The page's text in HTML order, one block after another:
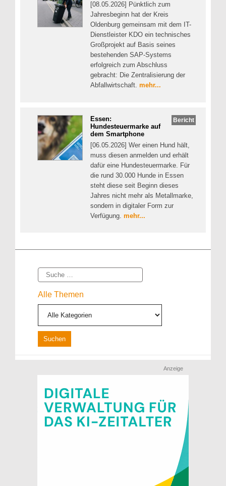
[08.05.2026] Pünktlich zum
Jahresbeginn hat der Kreis
Oldenburg gemeinsam mit dem IT-
Dienstleister KDO ein technisches
Großprojekt auf Basis seines
bestehenden SAP-Systems
erfolgreich zum Abschluss
gebracht: Die Zentralisierung der
Abfallwirtschaft. mehr...
Bericht
Essen:
Hundesteuermarke auf
dem Smartphone
[06.05.2026] Wer einen Hund hält,
muss diesen anmelden und erhält
dafür eine Hundesteuermarke. Für
die rund 30.000 Hunde in Essen
steht diese seit Beginn dieses
Jahres nicht mehr als Metallmarke,
sondern in digitaler Form zur
Verfügung. mehr...
Suche
Alle Themen
Anzeige